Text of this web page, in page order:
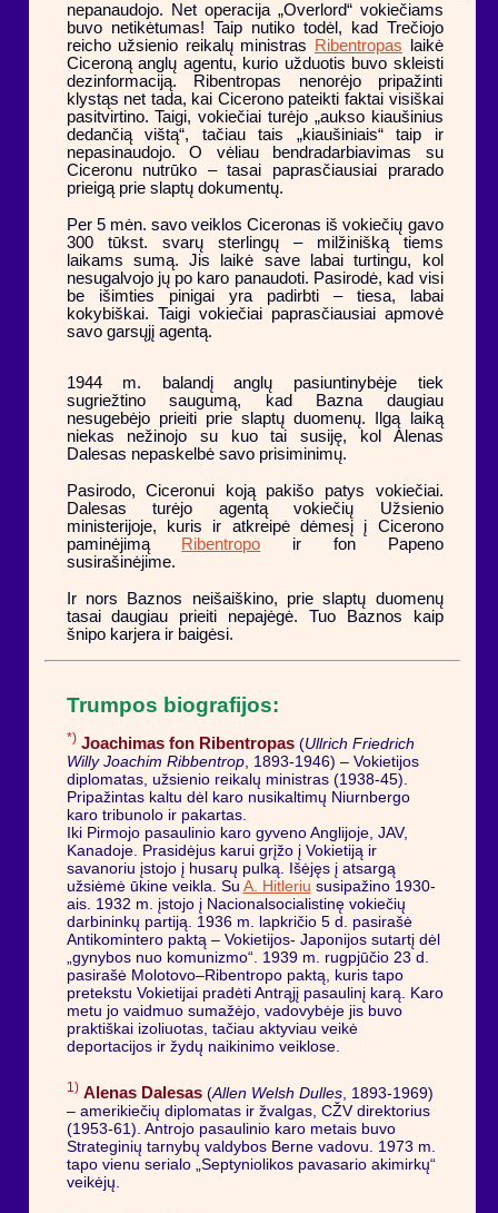
nepanaudojo. Net operacija „Overlord“ vokiečiams
buvo netikėtumas! Taip nutiko todėl, kad Trečiojo
reicho užsienio reikalų ministras
Ribentropas laikė
Ciceroną anglų agentu, kurio užduotis buvo skleisti
dezinformaciją. Ribentropas nenorėjo pripažinti
klystąs net tada, kai Cicerono pateikti faktai visiškai
pasitvirtino. Taigi, vokiečiai turėjo „aukso kiaušinius
dedančią vištą“, tačiau tais „kiaušiniais“ taip ir
nepasinaudojo. O vėliau bendradarbiavimas su
Ciceronu nutrūko – tasai paprasčiausiai prarado
prieigą prie slaptų dokumentų.
Per 5 mėn. savo veiklos Ciceronas iš vokiečių gavo
300 tūkst. svarų sterlingų – milžinišką tiems
laikams sumą. Jis laikė save labai turtingu, kol
nesugalvojo jų po karo panaudoti. Pasirodė, kad visi
be išimties pinigai yra padirbti – tiesa, labai
kokybiškai. Taigi vokiečiai paprasčiausiai apmovė
savo garsųjį agentą.
1944 m. balandį anglų pasiuntinybėje tiek
sugriežtino saugumą, kad Bazna daugiau
nesugebėjo prieiti prie slaptų duomenų. Ilgą laiką
niekas nežinojo su kuo tai susiję, kol Alenas
Dalesas nepaskelbė savo prisiminimų.
Pasirodo, Ciceronui koją pakišo patys vokiečiai.
Dalesas turėjo agentą vokiečių Užsienio
ministerijoje, kuris ir atkreipė dėmesį į Cicerono
paminėjimą
Ribentropo ir fon Papeno
susirašinėjime.
Ir nors Baznos neišaiškino, prie slaptų duomenų
tasai daugiau prieiti nepajėgė. Tuo Baznos kaip
šnipo karjera ir baigėsi.
Trumpos biografijos:
*) Joachimas fon Ribentropas(Ullrich Friedrich
Willy Joachim Ribbentrop, 1893-1946) – Vokietijos
diplomatas, užsienio reikalų ministras (1938-45).
Pripažintas kaltu dėl karo nusikaltimų Niurnbergo
karo tribunolo ir pakartas.
Iki Pirmojo pasaulinio karo gyveno Anglijoje, JAV,
Kanadoje. Prasidėjus karui grįžo į Vokietiją ir
savanoriu įstojo į husarų pulką. Išėjęs į atsargą
užsiėmė ūkine veikla. Su A. Hitleriu susipažino 1930-
ais. 1932 m. įstojo į Nacionalsocialistinę vokiečių
darbininkų partiją. 1936 m. lapkričio 5 d. pasirašė
Antikomintero paktą – Vokietijos- Japonijos sutartį dėl
„gynybos nuo komunizmo“. 1939 m. rugpjūčio 23 d.
pasirašė Molotovo–Ribentropo paktą, kuris tapo
pretekstu Vokietijai pradėti Antrąjį pasaulinį karą. Karo
metu jo vaidmuo sumažėjo, vadovybėje jis buvo
praktiškai izoliuotas, tačiau aktyviau veikė
deportacijos ir žydų naikinimo veiklose.
1) Alenas Dalesas(Allen Welsh Dulles, 1893-1969)
– amerikiečių diplomatas ir žvalgas, CŽV direktorius
(1953-61). Antrojo pasaulinio karo metais buvo
Strateginių tarnybų valdybos Berne vadovu. 1973 m.
tapo vienu serialo „Septyniolikos pavasario akimirkų“
veikėjų.